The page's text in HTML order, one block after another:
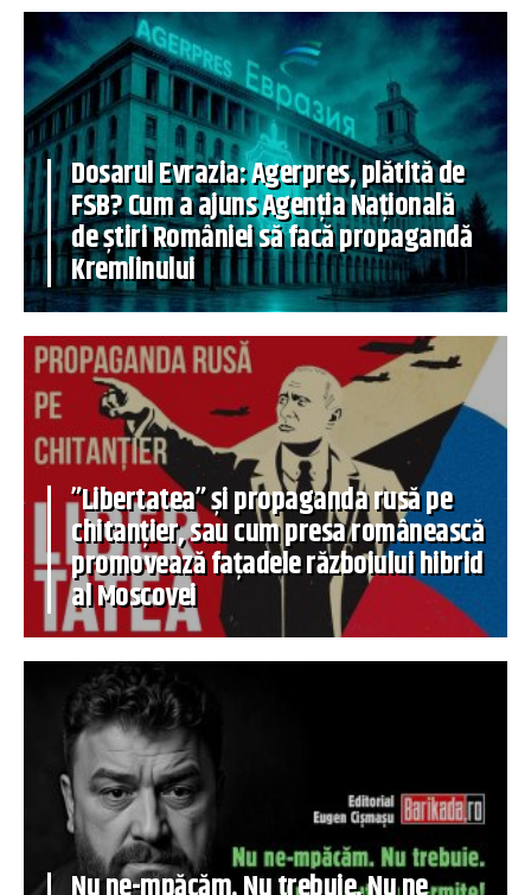
Dosarul Evrazia: Agerpres, plătită de
FSB? Cum a ajuns Agenția Națională
de știri României să facă propagandă
Kremlinului
”Libertatea” și propaganda rusă pe
chitanțier, sau cum presa românească
promovează fațadele războiului hibrid
al Moscovei